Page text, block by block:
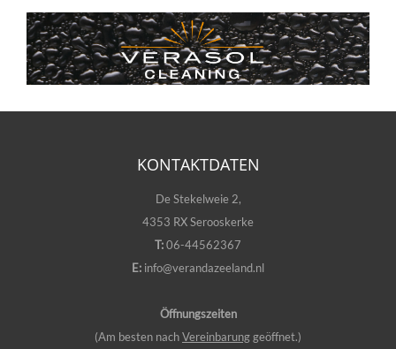
KONTAKTDATEN
De Stekelweie 2,
4353 RX Serooskerke
T:06-44562367
E: info@verandazeeland.nl
Öffnungszeiten
(Am besten nachVereinbarunggeöffnet.)